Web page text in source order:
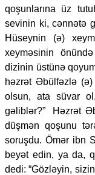
qoşunlarına üz
sevinin ki, cənnətə
Hüseynin (ə)
xeyməsinin önündə
dizinin üstünə
həzrət Əbülfəzlə
olsun, ata süvar
gəliblər?” Həzrət
düşmən qoşunu
soruşdu. Ömər ibn
beyət edin, ya da,
dedi: “Gözləyin,